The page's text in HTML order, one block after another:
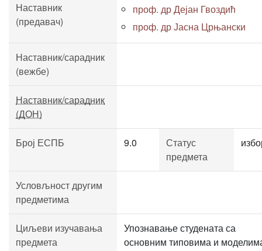
Наставник
(предавач)
проф. др Дејан Гвоздић
проф. др Јасна Црњански
Наставник/сарадник
(вежбе)
Наставник/сарадник
(ДОН)
Број ЕСПБ 9.0
Статус
предмета
Условљност другим
предметима
Циљеви изучавања
предмета
Упознавање студената са
основним типовима и